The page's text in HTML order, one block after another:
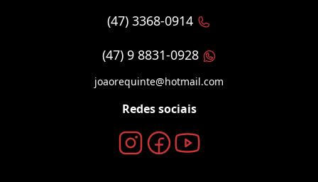
(47) 3368-0914
(47) 9 8831-0928
joaorequinte@hotmail.com
Redes sociais